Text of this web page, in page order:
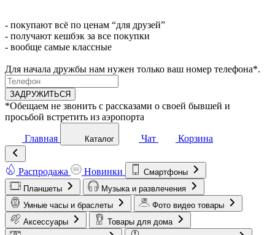
- покупают всё по ценам “для друзей”
- получают кешбэк за все покупки
- вообще самые классные
Для начала дружбы нам нужен только ваш номер телефона*.
ЗАДРУЖИТЬСЯ
*Обещаем не звонить с рассказами о своей бывшей и
просьбой встретить из аэропорта
Главная Каталог Чат Корзина
Распродажа Новинки
Смартфоны
Планшеты
Музыка и развлечения
Умные часы и браслеты
Фото видео товары
Аксессуары
Товары для дома